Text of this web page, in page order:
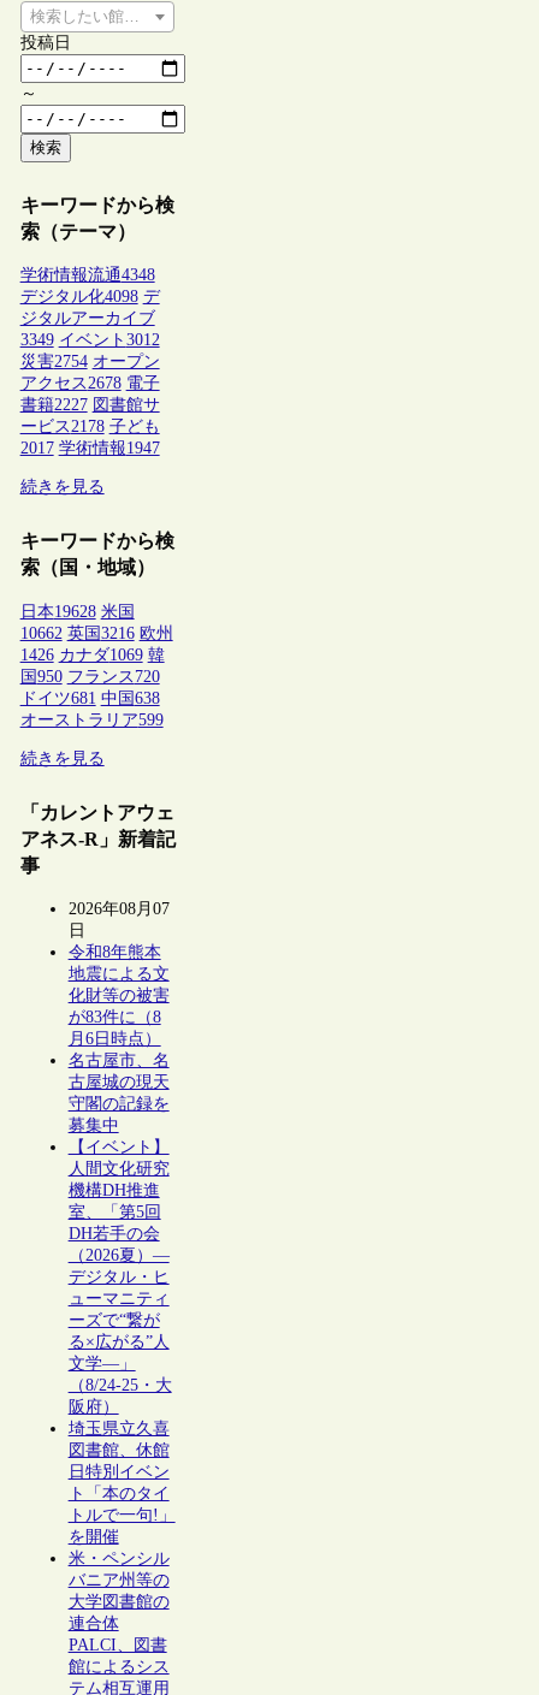
検索したい館種を選択してください
投稿日
～
検索
キーワードから検
索（テーマ）
学術情報流通4348
デジタル化4098 デ
ジタルアーカイブ
3349 イベント 3012
災害2754 オープン
アクセス2678 電子
書籍2227 図書館サ
ービス2178 子ども
2017 学術情報1947
続きを見る
キーワードから検
索（国・地域）
日本19628 米国
10662 英国3216 欧州
1426 カナダ1069 韓
国950 フランス 720
ドイツ681 中国638
オーストラリア599
続きを見る
「カレントアウェ
アネス-R」新着記
事
2026年08月07
日
令和8年熊本
地震による文
化財等の被害
が83件に（8
月6日時点）
名古屋市、名
古屋城の現天
守閣の記録を
募集中
【イベント】
人間文化研究
機構DH推進
室、「第5回
DH若手の会
（2026夏）―
デジタル・ヒ
ューマニティ
ーズで“繋が
る×広がる”人
文学―」
（8/24-25・大
阪府）
埼玉県立久喜
図書館、休館
日特別イベン
ト「本のタイ
トルで一句!」
を開催
米・ペンシル
バニア州等の
大学図書館の
連合体
PALCI、図書
館によるシス
テム相互運用